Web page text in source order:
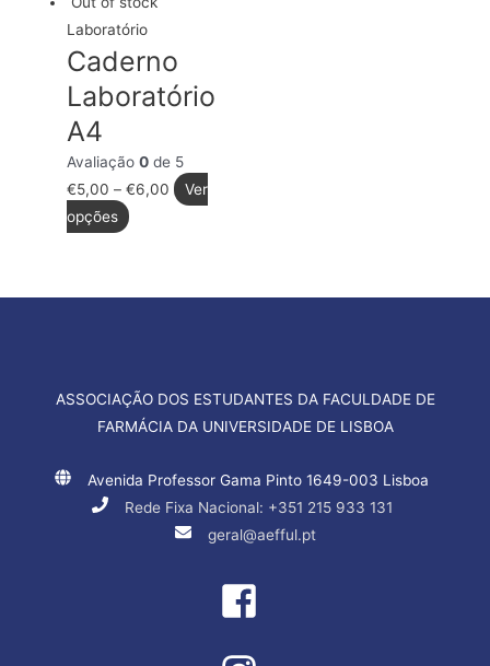
Laboratório
Caderno
Laboratório
A4
Avaliação0 de 5
€5,00 –€6,00
Ver
opções
ASSOCIAÇÃO DOS ESTUDANTES DA FACULDADE DE
FARMÁCIA DA UNIVERSIDADE DE LISBOA
Avenida Professor Gama Pinto 1649-003 Lisboa
Rede Fixa Nacional: +351 215 933 131
geral@aefful.pt